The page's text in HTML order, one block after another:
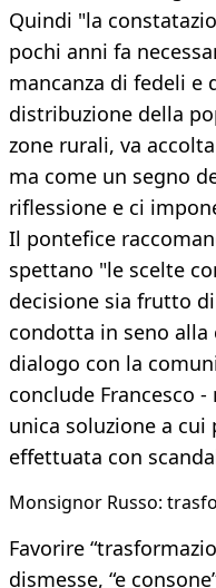
Quindi "la
pochi anni fa
mancanza di fedeli e
distribuzione della
zone rurali, va
ma come un segno
riflessione e ci
Il pontefice
spettano "le scelte
decisione sia frutto
condotta in seno
dialogo con la
conclude Francesco
unica soluzione a cui
effettuata con
Monsignor Russo:
Favorire
dismesse, “e